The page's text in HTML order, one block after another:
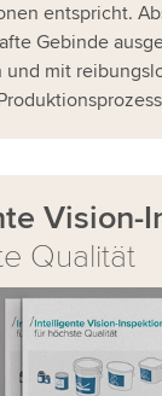
entspricht.
Gebinde
mit
Vision-
Qualität